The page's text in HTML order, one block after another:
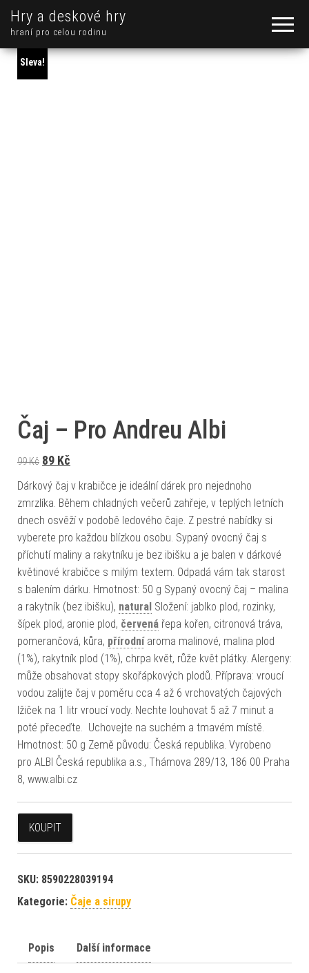
Hry a deskové hry
hraní pro celou rodinu
Sleva!
Čaj – Pro Andreu Albi
99Kč Původní cena byla: 99 Kč.
89 Kč
Dárkový čaj v krabičce je ideální dárek pro nejednoho
zmrzlíka. Během chladných večerů zahřeje, v teplých letních
dnech osvěží v podobě ledového čaje. Z pestré nabídky si
vyberete pro každou blízkou osobu. Sypaný ovocný čaj s
příchutí maliny a rakytníku je bez ibišku a je balen v dárkové
květinové krabičce s milým textem. Odpadá vám tak starost
s balením dárku. Hmotnost: 50 g Sypaný ovocný čaj – malina
a rakytník (bez ibišku), natural Složení: jablko plod, rozinky,
šípek plod, aronie plod, červená řepa kořen, citronová tráva,
pomerančová, kůra, přírodníaroma malinové, malina plod
(1%), rakytník plod (1%), chrpa květ, růže květ plátky. Alergeny:
může obsahovat stopy skořápkových plodů. Příprava: vroucí
vodou zalijte čaj v poměru cca 4 až 6 vrchovatých čajových
lžiček na 1 litr vroucí vody. Nechte louhovat 5 až 7 minut a
poté přeceďte. Uchovejte na suchém a tmavém místě.
Hmotnost: 50 g Země původu: Česká republika. Vyrobeno
pro ALBI Česká republika a.s., Thámova 289/13, 186 00 Praha
8, www.albi.cz
KOUPIT
SKU: 8590228039194
Kategorie: Čaje a sirupy
Popis Další informace